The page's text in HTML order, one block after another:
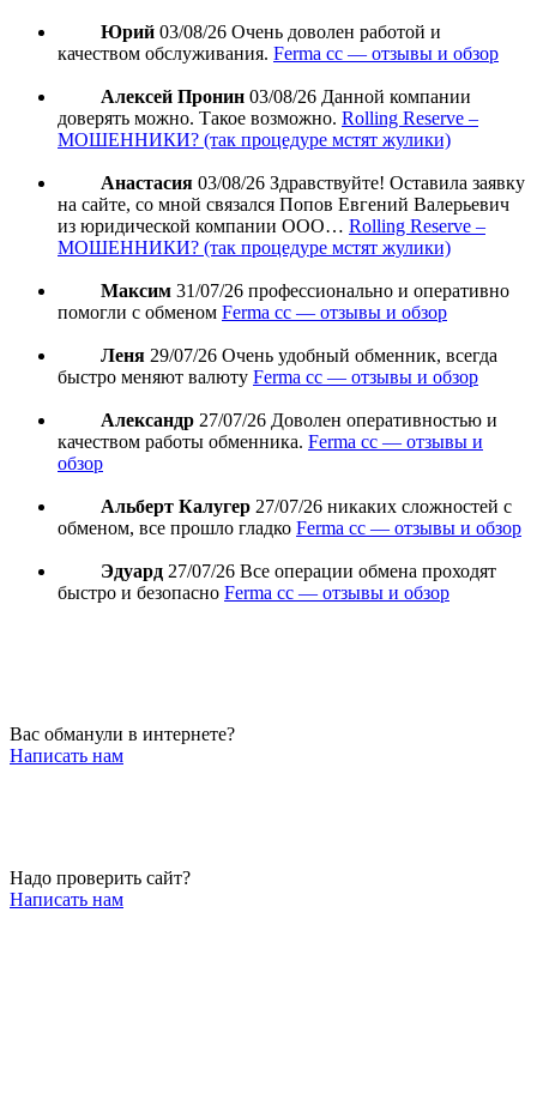
Юрий 03/08/26 Очень доволен работой и
качеством обслуживания. Ferma cc — отзывы и обзор
Алексей Пронин 03/08/26 Данной компании
доверять можно. Такое возможно. Rolling Reserve –
МОШЕННИКИ? (так процедуре мстят жулики)
Анастасия 03/08/26 Здравствуйте! Оставила заявку
на сайте, со мной связался Попов Евгений Валерьевич
из юридической компании ООО… Rolling Reserve –
МОШЕННИКИ? (так процедуре мстят жулики)
Максим 31/07/26 профессионально и оперативно
помогли с обменом Ferma cc — отзывы и обзор
Леня 29/07/26 Очень удобный обменник, всегда
быстро меняют валюту Ferma cc — отзывы и обзор
Александр 27/07/26 Доволен оперативностью и
качеством работы обменника. Ferma cc — отзывы и
обзор
Альберт Калугер 27/07/26 никаких сложностей с
обменом, все прошло гладко Ferma cc — отзывы и обзор
Эдуард 27/07/26 Все операции обмена проходят
быстро и безопасно Ferma cc — отзывы и обзор
Вас обманули в интернете?
Написать нам
Надо проверить сайт?
Написать нам